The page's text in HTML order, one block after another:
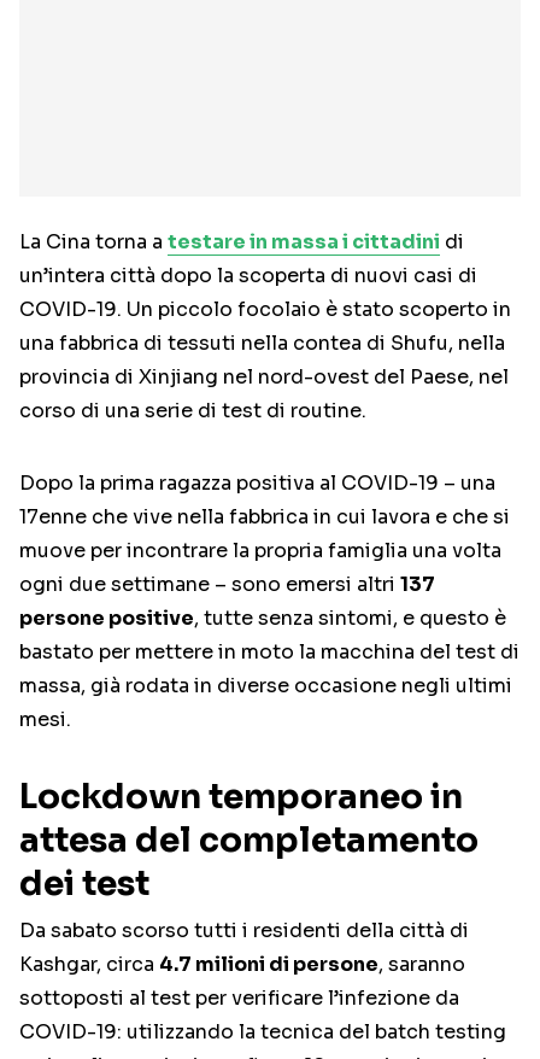
La Cina torna a testare in massa i cittadini di
un’intera città dopo la scoperta di nuovi casi di
COVID-19. Un piccolo focolaio è stato scoperto in
una fabbrica di tessuti nella contea di Shufu, nella
provincia di Xinjiang nel nord-ovest del Paese, nel
corso di una serie di test di routine.
Dopo la prima ragazza positiva al COVID-19 – una
17enne che vive nella fabbrica in cui lavora e che si
muove per incontrare la propria famiglia una volta
ogni due settimane – sono emersi altri 137
persone positive, tutte senza sintomi, e questo è
bastato per mettere in moto la macchina del test di
massa, già rodata in diverse occasione negli ultimi
mesi.
Lockdown temporaneo in
attesa del completamento
dei test
Da sabato scorso tutti i residenti della città di
Kashgar, circa 4.7 milioni di persone, saranno
sottoposti al test per verificare l’infezione da
COVID-19: utilizzando la tecnica del batch testing